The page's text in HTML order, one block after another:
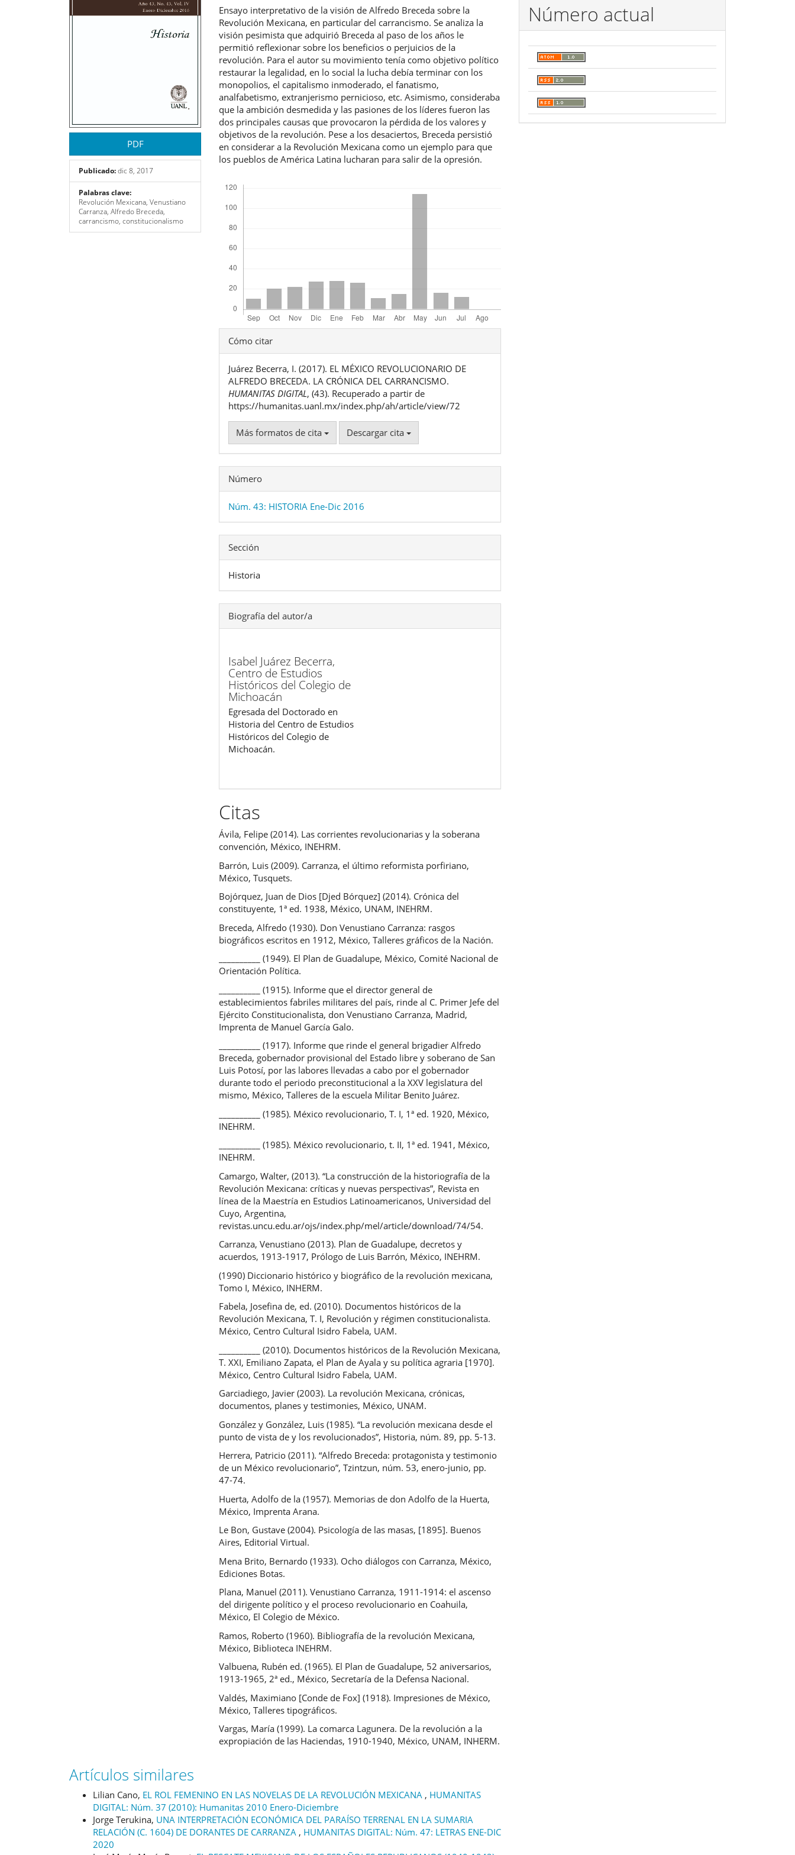
PDF
Publicado:dic 8, 2017
Palabras clave:
Revolución Mexicana, Venustiano
Carranza, Alfredo Breceda,
carrancismo, constitucionalismo
artículo
Ensayo interpretativo de la visión de Alfredo Breceda sobre la
Revolución Mexicana, en particular del carrancismo. Se analiza la
visión pesimista que adquirió Breceda al paso de los años le
permitió reflexionar sobre los beneficios o perjuicios de la
revolución. Para el autor su movimiento tenía como objetivo político
restaurar la legalidad, en lo social la lucha debía terminar con los
monopolios, el capitalismo inmoderado, el fanatismo,
analfabetismo, extranjerismo pernicioso, etc. Asimismo, consideraba
que la ambición desmedida y las pasiones de los líderes fueron las
dos principales causas que provocaron la pérdida de los valores y
objetivos de la revolución. Pese a los desaciertos, Breceda persistió
en considerar a la Revolución Mexicana como un ejemplo para que
los pueblos de América Latina lucharan para salir de la opresión.
Detalles
del
artículo
Cómo citar
Juárez Becerra, I. (2017). EL MÉXICO REVOLUCIONARIO DE
ALFREDO BRECEDA. LA CRÓNICA DEL CARRANCISMO.
HUMANITAS DIGITAL, (43). Recuperado a partir de
https://humanitas.uanl.mx/index.php/ah/article/view/72
Más formatos de cita Descargar cita
Número
Núm. 43: HISTORIA Ene-Dic 2016
Sección
Historia
Biografía del autor/a
Isabel Juárez Becerra,
Centro de Estudios
Históricos del Colegio de
Michoacán
Egresada del Doctorado en
Historia del Centro de Estudios
Históricos del Colegio de
Michoacán.
Citas
Ávila, Felipe (2014). Las corrientes revolucionarias y la soberana
convención, México, INEHRM.
Barrón, Luis (2009). Carranza, el último reformista porfiriano,
México, Tusquets.
Bojórquez, Juan de Dios [Djed Bórquez] (2014). Crónica del
constituyente, 1ª ed. 1938, México, UNAM, INEHRM.
Breceda, Alfredo (1930). Don Venustiano Carranza: rasgos
biográficos escritos en 1912, México, Talleres gráficos de la Nación.
__________ (1949). El Plan de Guadalupe, México, Comité Nacional de
Orientación Política.
__________ (1915). Informe que el director general de
establecimientos fabriles militares del país, rinde al C. Primer Jefe del
Ejército Constitucionalista, don Venustiano Carranza, Madrid,
Imprenta de Manuel García Galo.
__________ (1917). Informe que rinde el general brigadier Alfredo
Breceda, gobernador provisional del Estado libre y soberano de San
Luis Potosí, por las labores llevadas a cabo por el gobernador
durante todo el periodo preconstitucional a la XXV legislatura del
mismo, México, Talleres de la escuela Militar Benito Juárez.
__________ (1985). México revolucionario, T. I, 1ª ed. 1920, México,
INEHRM.
__________ (1985). México revolucionario, t. II, 1ª ed. 1941, México,
INEHRM.
Camargo, Walter, (2013). “La construcción de la historiografía de la
Revolución Mexicana: críticas y nuevas perspectivas”, Revista en
línea de la Maestría en Estudios Latinoamericanos, Universidad del
Cuyo, Argentina,
revistas.uncu.edu.ar/ojs/index.php/mel/article/download/74/54.
Carranza, Venustiano (2013). Plan de Guadalupe, decretos y
acuerdos, 1913-1917, Prólogo de Luis Barrón, México, INEHRM.
(1990) Diccionario histórico y biográfico de la revolución mexicana,
Tomo I, México, INHERM.
Fabela, Josefina de, ed. (2010). Documentos históricos de la
Revolución Mexicana, T. I, Revolución y régimen constitucionalista.
México, Centro Cultural Isidro Fabela, UAM.
__________ (2010). Documentos históricos de la Revolución Mexicana,
T. XXI, Emiliano Zapata, el Plan de Ayala y su política agraria [1970].
México, Centro Cultural Isidro Fabela, UAM.
Garciadiego, Javier (2003). La revolución Mexicana, crónicas,
documentos, planes y testimonies, México, UNAM.
González y González, Luis (1985). “La revolución mexicana desde el
punto de vista de y los revolucionados”, Historia, núm. 89, pp. 5-13.
Herrera, Patricio (2011). “Alfredo Breceda: protagonista y testimonio
de un México revolucionario”, Tzintzun, núm. 53, enero-junio, pp.
47-74.
Huerta, Adolfo de la (1957). Memorias de don Adolfo de la Huerta,
México, Imprenta Arana.
Le Bon, Gustave (2004). Psicología de las masas, [1895]. Buenos
Aires, Editorial Virtual.
Mena Brito, Bernardo (1933). Ocho diálogos con Carranza, México,
Ediciones Botas.
Plana, Manuel (2011). Venustiano Carranza, 1911-1914: el ascenso
del dirigente político y el proceso revolucionario en Coahuila,
México, El Colegio de México.
Ramos, Roberto (1960). Bibliografía de la revolución Mexicana,
México, Biblioteca INEHRM.
Valbuena, Rubén ed. (1965). El Plan de Guadalupe, 52 aniversarios,
1913-1965, 2ª ed., México, Secretaría de la Defensa Nacional.
Valdés, Maximiano [Conde de Fox] (1918). Impresiones de México,
México, Talleres tipográficos.
Vargas, María (1999). La comarca Lagunera. De la revolución a la
expropiación de las Haciendas, 1910-1940, México, UNAM, INHERM.
Artículos similares
Lilian Cano, EL ROL FEMENINO EN LAS NOVELAS DE LA REVOLUCIÓN MEXICANA , HUMANITAS
DIGITAL: Núm. 37 (2010): Humanitas 2010 Enero-Diciembre
Jorge Terukina, UNA INTERPRETACIÓN ECONÓMICA DEL PARAÍSO TERRENAL EN LA SUMARIA
RELACIÓN (C. 1604) DE DORANTES DE CARRANZA , HUMANITAS DIGITAL: Núm. 47: LETRAS ENE-DIC
2020
Número actual